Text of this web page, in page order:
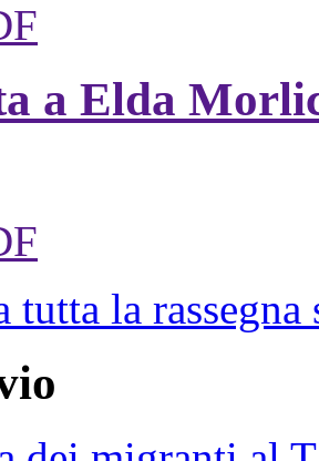
a Elda
tutta la rassegna